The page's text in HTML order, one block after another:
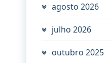
agosto 2026
julho 2026
outubro 2025